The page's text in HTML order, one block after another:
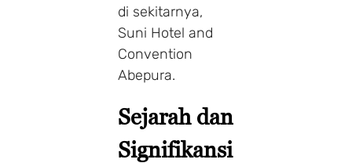
di sekitarnya,
Suni Hotel and
Convention
Abepura.
Sejarah dan
Signifikansi